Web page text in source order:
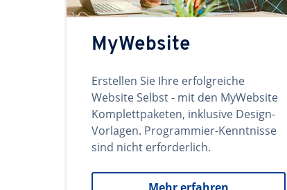
MyWebsite
Erstellen Sie Ihre erfolgreiche
Website Selbst - mit den MyWebsite
Komplettpaketen, inklusive Design-
Vorlagen. Programmier-Kenntnisse
sind nicht erforderlich.